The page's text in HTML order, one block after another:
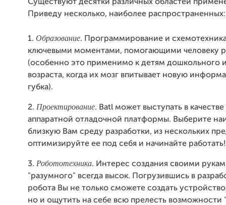
Существуют десятки различных областей
Приведу несколько, наиболее распространенных:
1. Образование. Программирование и
ключевыми моментами, помогающими человеку
(особенно это применимо к детям дошкольного
возраста, когда их мозг впитывает новую
губка).
2. Проектирование. Batl может выступать в
аппаратной отладочной платформы. Выберите
близкую Вам среду разработки, из нескольких
оптимизируйте ее под себя и начинайте
3. Робототехника. Интерес создания своими
"разумного" всегда высок. Погрузившись в
робота Вы не только сможете создать
но и ощутить на себе всю прелесть возможности